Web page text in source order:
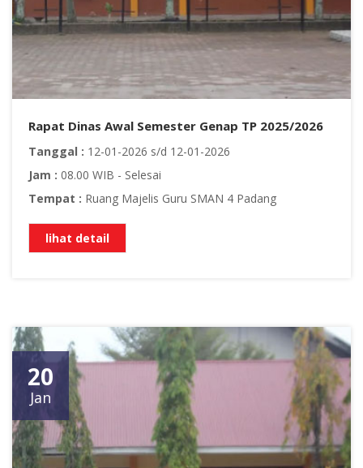
Rapat Dinas Awal Semester Genap TP 2025/2026
Tanggal : 12-01-2026 s/d 12-01-2026
Jam : 08.00 WIB - Selesai
Tempat : Ruang Majelis Guru SMAN 4 Padang
lihat detail
20
Jan